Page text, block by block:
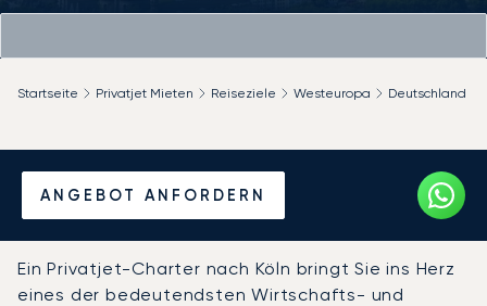
ANGEBOT ANFORDERN
Startseite Privatjet Mieten Reiseziele Westeuropa Deutschland
Mieten Sie einen Privatjet
von/nach Köln
Ein Privatjet-Charter nach Köln bringt Sie ins Herz
eines der bedeutendsten Wirtschafts- und